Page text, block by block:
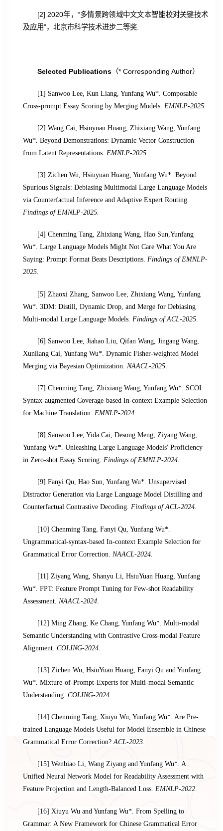
[2] 2020年，“多情景跨领域中文文本智能校对关键技术
及应用”，北京市科学技术进步二等奖.
Selected Publications（* Corresponding Author）
[1] Sanwoo Lee, Kun Liang, Yunfang Wu*. Composable
Cross-prompt Essay Scoring by Merging Models. EMNLP-2025.
[2] Wang Cai, Hsiuyuan Huang, Zhixiang Wang, Yunfang
Wu*. Beyond Demonstrations: Dynamic Vector Construction
from Latent Representations. EMNLP-2025
[3] Zichen Wu, Hsiuyuan Huang, Yunfang Wu*. Beyond
Spurious Signals: Debiasing Multimodal Large Language Models
via Counterfactual Inference and Adaptive Expert Routing.
Findings of EMNLP-2025.
[4] Chenming Tang, Zhixiang Wang, Hao Sun,Yunfang
Wu*. Large Language Models Might Not Care What You Are
Saying: Prompt Format Beats Descriptions. Findings of EMNLP-
2025.
[5] Zhaoxi Zhang, Sanwoo Lee, Zhixiang Wang, Yunfang
Wu*. 3DM: Distill, Dynamic Drop, and Merge for Debiasing
Multi-modal Large Language Models. Findings of ACL-2025
[6] Sanwoo Lee, Jiahao Liu, Qifan Wang, Jingang Wang,
Xunliang Cai, Yunfang Wu*. Dynamic Fisher-weighted Model
Merging via Bayesian Optimization. NAACL-2025
[7] Chenming Tang, Zhixiang Wang, Yunfang Wu*. SCOI:
Syntax-augmented Coverage-based In-context Example Selection
for Machine Translation. EMNLP-2024
[8] Sanwoo Lee, Yida Cai, Desong Meng, Ziyang Wang,
Yunfang Wu*. Unleashing Large Language Models' Proficiency
in Zero-shot Essay Scoring. Findings of EMNLP-2024.
[9] Fanyi Qu, Hao Sun, Yunfang Wu*. Unsupervised
Distractor Generation via Large Language Model Distilling and
Counterfactual Contrastive Decoding. Findings of ACL-2024.
[10] Chenming Tang, Fanyi Qu, Yunfang Wu*.
Ungrammatical-syntax-based In-context Example Selection for
Grammatical Error Correction. NAACL-2024
[11] Ziyang Wang, Shanyu Li, HsiuYuan Huang, Yunfang
Wu*. FPT: Feature Prompt Tuning for Few-shot Readability
Assessment. NAACL-2024
[12] Ming Zhang, Ke Chang, Yunfang Wu*. Multi-modal
Semantic Understanding with Contrastive Cross-modal Feature
Alignment. COLING-2024
[13] Zichen Wu, HsiuYuan Huang, Fanyi Qu and Yunfang
Wu*. Mixture-of-Prompt-Experts for Multi-modal Semantic
Understanding. COLING-2024
[14] Chenming Tang, Xiuyu Wu, Yunfang Wu*. Are Pre-
trained Language Models Useful for Model Ensemble in Chinese
Grammatical Error Correction?ACL-2023.
[15] Wenbiao Li, Wang Ziyang and Yunfang Wu*. A
Unified Neural Network Model for Readability Assessment with
Feature Projection and Length-Balanced Loss. EMNLP-2022.
[16] Xiuyu Wu and Yunfang Wu*. From Spelling to
Grammar: A New Framework for Chinese Grammatical Error